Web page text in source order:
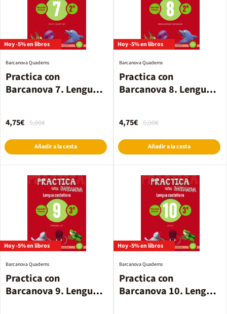
Hoy -5% en libros
Practica con
Barcanova 7. Lengua
Barcanova Quaderns
5,00€
4,75€
Añadir a la cesta
Hoy -5% en libros
Practica con
Barcanova 8. Lengua
Barcanova Quaderns
5,00€
4,75€
Añadir a la cesta
Hoy -5% en libros
Practica con
Barcanova 9. Lengua
Barcanova Quaderns
Hoy -5% en libros
Practica con
Barcanova 10. Lengua
Barcanova Quaderns